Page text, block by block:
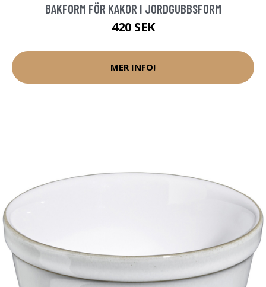
BAKFORM FÖR KAKOR I JORDGUBBSFORM
420 SEK
MER INFO!